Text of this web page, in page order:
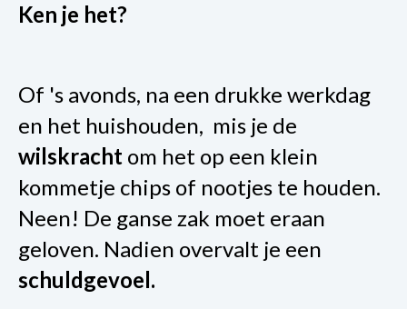
Ken je het?
Of 's avonds, na een drukke werkdag
en het huishouden, mis je de
wilskracht om het op een klein
kommetje chips of nootjes te houden.
Neen! De ganse zak moet eraan
geloven. Nadien overvalt je een
schuldgevoel.